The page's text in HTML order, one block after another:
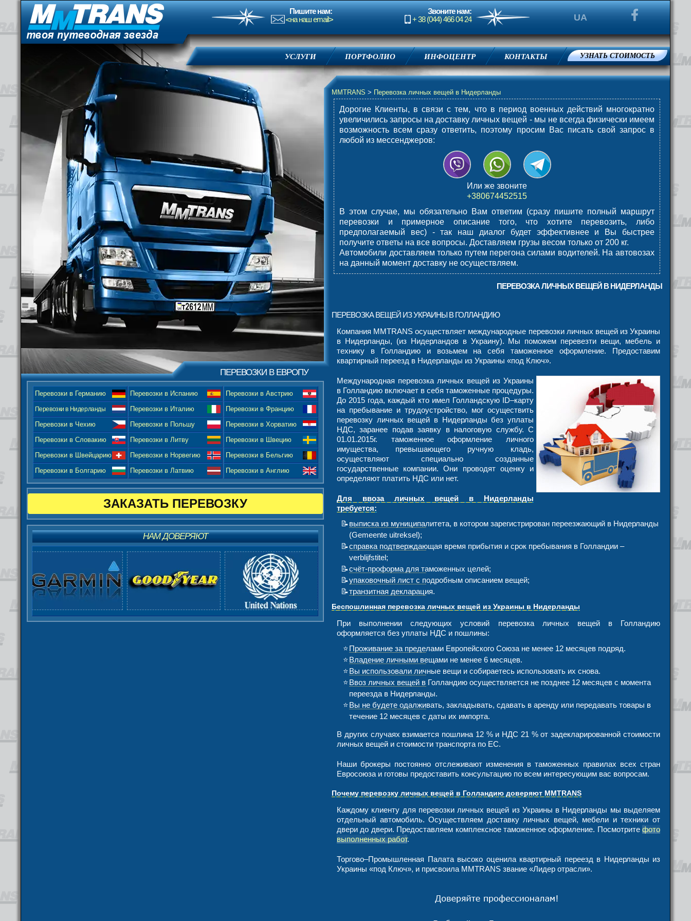
Пишитенам:
на наш email
Звонитенам:
+ 38 (044) 466 04 24
УЗНАТЬ СТОИМОСТЬ
КОНТАКТЫ
ИНФОЦЕНТР
ПОРТФОЛИО
УСЛУГИ
КОМПАНИЯ
MMTRANS > Перевозка личных вещей в Нидерланды
Дорогие Клиенты, в связи с тем, что в период военных действий многократно
увеличились запросы на доставку личных вещей - мы не всегда физически имеем
возможность всем сразу ответить, поэтому просим Вас писать свой запрос в
любой из мессенджеров:
Или же звоните
+380674452515
В этом случае, мы обязательно Вам ответим (сразу пишите полный маршрут
перевозки и примерное описание того, что хотите перевозить, либо
предполагаемый вес) - так наш диалог будет эффективнее и Вы быстрее
получите ответы на все вопросы.Доставляем грузы весом только от 200 кг.
Автомобили доставляем только путем перегона силами водителей. На автовозах
на данный момент доставку не осуществляем.
ПЕРЕВОЗКА ЛИЧНЫХ ВЕЩЕЙ В НИДЕРЛАНДЫ
ПЕРЕВОЗКА ВЕЩЕЙ ИЗ УКРАИНЫ В ГОЛЛАНДИЮ
Компания MMTRANS осуществляет международные перевозки личных вещей из Украины
в Нидерланды, (из Нидерландов в Украину). Мы поможем перевезти вещи, мебель и
технику в Голландию и возьмем на себя таможенное оформление. Предоставим
квартирный переезд в Нидерланды из Украины «под Ключ».
Международная перевозка личных вещей из Украины
в Голландию включает в себя таможенные процедуры.
До 2015 года, каждый кто имел Голландскую ID–карту
на пребывание и трудоустройство, мог осуществить
перевозку личных вещей в Нидерланды без уплаты
НДС, заранее подав заявку в налоговую службу. С
01.01.2015г. таможенное оформление личного
имущества, превышающего ручную кладь,
осуществляют специально созданные
государственные компании. Они проводят оценку и
определяют платить НДС или нет.
Для ввоза личных вещей в Нидерланды
требуется:
выписка из муниципалитета, в котором зарегистрирован переезжающий в Нидерланды
(Gemeente uitreksel);
справка подтверждающая время прибытия и срок пребывания в Голландии –
verblijfstitel;
счёт-проформа для таможенных целей;
упаковочный лист с подробным описанием вещей;
транзитная декларация.
Беспошлинная перевозка личных вещей из Украины в Нидерланды
При выполнении следующих условий перевозка личных вещей в Голландию
оформляется без уплаты НДС и пошлины:
Проживание за пределами Европейского Союза не менее 12 месяцев подряд.
Владение личными вещами не менее 6 месяцев.
Вы использовали личные вещи и собираетесь использовать их снова.
Ввоз личных вещей в Голландию осуществляется не позднее 12 месяцев с момента
переезда в Нидерланды.
Вы не будете одалживать, закладывать, сдавать в аренду или передавать товары в
течение 12 месяцев с даты их импорта.
В других случаях взимается пошлина 12 % и НДС 21 % от задекларированной стоимости
личных вещей и стоимости транспорта по ЕС.
Наши брокеры постоянно отслеживают изменения в таможенных правилах всех стран
Евросоюза и готовы предоставить консультацию по всем интересующим вас вопросам.
Почему перевозку личных вещей в Голландию доверяют MMTRANS
Каждому клиенту для перевозки личных вещей из Украины в Нидерланды мы выделяем
отдельный автомобиль. Осуществляем доставку личных вещей, мебели и техники от
двери до двери. Предоставляем комплексное таможенное оформление. Посмотрите фото
выполненных работ.
Торгово–Промышленная Палата высоко оценила квартирный переезд в Нидерланды из
Украины «под Ключ», и присвоила MMTRANS звание «Лидер отрасли».
ПЕРЕВОЗКИ В ЕВРОПУ
Перевозки в Германию Перевозки в Испанию Перевозки в Австрию
Перевозки в Нидерланды Перевозки в Италию Перевозки в Францию
Перевозки в Чехию Перевозки в Польшу Перевозки в Хорватию
Перевозки в Словакию Перевозки в Литву Перевозки в Швецию
Перевозки в Швейцарию Перевозки в Норвегию Перевозки в Бельгию
Перевозки в Болгарию Перевозки в Латвию Перевозки в Англию
ЗАКАЗАТЬ ПЕРЕВОЗКУ
НАМ ДОВЕРЯЮТ